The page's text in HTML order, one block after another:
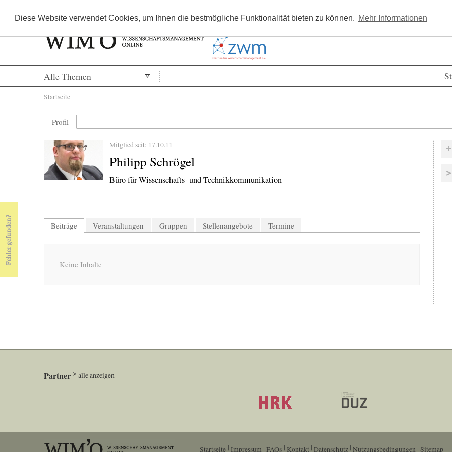
Diese Website verwendet Cookies, um Ihnen die bestmögliche Funktionalität bieten zu können. Mehr Informationen
Kostenlos registrieren
Alle Themen
Sie sind hier
Startseite
Profil
Mitglied seit: 17.10.11
Philipp Schrögel
Büro für Wissenschafts- und Technikkommunikation
Beiträge (aktiver Reiter)
Veranstaltungen Gruppen Stellenangebote Termine
Keine Inhalte
Partner alle anzeigen
Startseite Impressum FAQs Kontakt Datenschutz Nutzungsbedingungen Sitemap